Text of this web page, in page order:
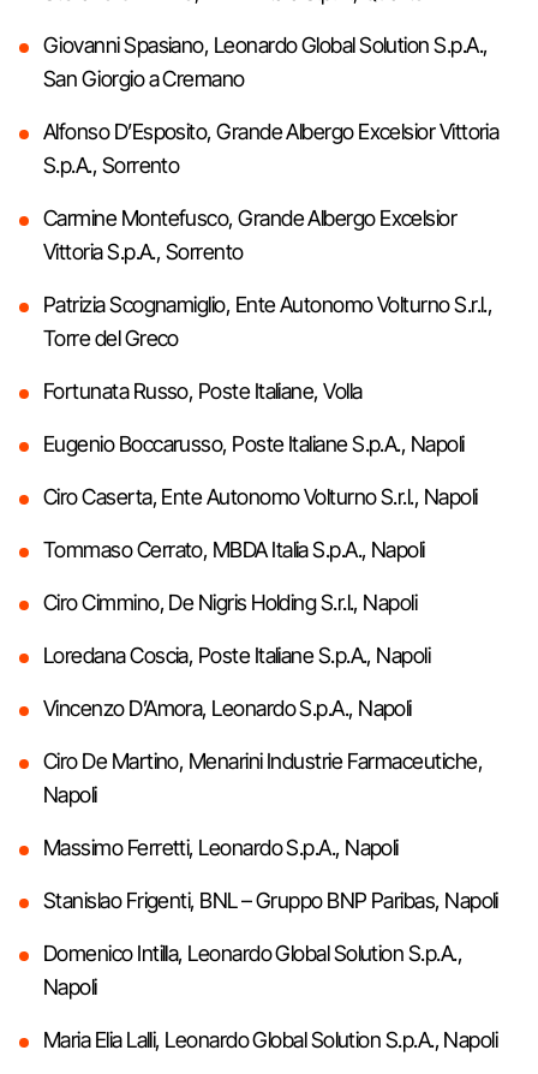
Giovanni Spasiano, Leonardo Global Solution S.p.A.,
San Giorgio a Cremano
Alfonso D’Esposito, Grande Albergo Excelsior Vittoria
S.p.A., Sorrento
Carmine Montefusco, Grande Albergo Excelsior
Vittoria S.p.A., Sorrento
Patrizia Scognamiglio, Ente Autonomo Volturno S.r.l.,
Torre del Greco
Fortunata Russo, Poste Italiane, Volla
Eugenio Boccarusso, Poste Italiane S.p.A., Napoli
Ciro Caserta, Ente Autonomo Volturno S.r.l., Napoli
Tommaso Cerrato, MBDA Italia S.p.A., Napoli
Ciro Cimmino, De Nigris Holding S.r.l., Napoli
Loredana Coscia, Poste Italiane S.p.A., Napoli
Vincenzo D’Amora, Leonardo S.p.A., Napoli
Ciro De Martino, Menarini Industrie Farmaceutiche,
Napoli
Massimo Ferretti, Leonardo S.p.A., Napoli
Stanislao Frigenti, BNL – Gruppo BNP Paribas, Napoli
Domenico Intilla, Leonardo Global Solution S.p.A.,
Napoli
Maria Elia Lalli, Leonardo Global Solution S.p.A., Napoli